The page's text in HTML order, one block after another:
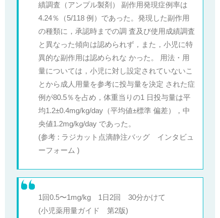
績調査（アンプル製剤） 副作用発現症例率は
4.24％（5/118 例）であった。発現した副作用
の種類に，承認時までの調 査及び使用成績調査
と異なった傾向は認められず，また，小児に特
異的な副作用は認められな かった。 用法・用
量については，小児に対し設定されていないこ
とから成人用量を参考に投与量を決定 された症
例が80.5％を占め，体重当りの1 日投与量は平
均1.2±0.4mg/kg/day（平均値±標準 偏差），中
央値1.2mg/kg/day であった。
(参考 : ラジカット点滴静注バッグ インタビュ
ーフォーム )
1回0.5〜1mg/kg 1日2回 30分かけて
(小児薬用量ガイド 第2版)